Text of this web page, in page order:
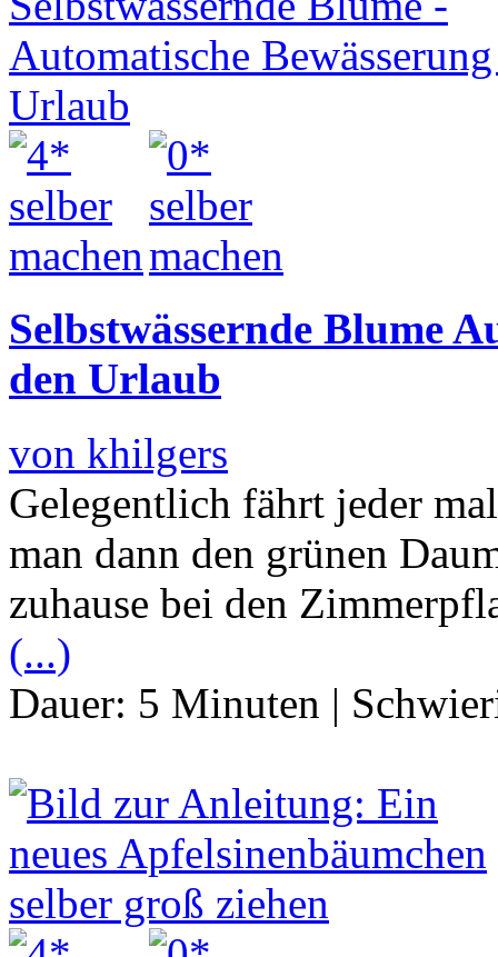
Selbstwässernde Blume
den Urlaub
von khilgers
Gelegentlich fährt jeder
man dann den grünen
zuhause bei den
(...)
Dauer: 5 Minuten |